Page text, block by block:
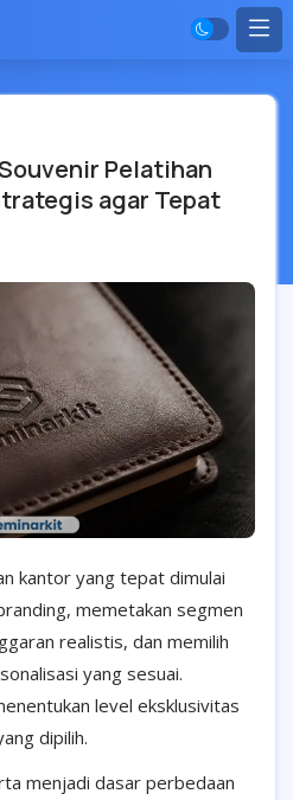
Pelatihan
agar Tepat
kantor yang tepat dimulai
memetakan segmen
realistis, dan memilih
yang sesuai.
level eksklusivitas
dipilih.
menjadi dasar perbedaan